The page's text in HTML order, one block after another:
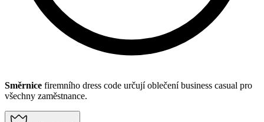
Směrnice firemního dress code určují oblečení business casual pro
všechny zaměstnance.